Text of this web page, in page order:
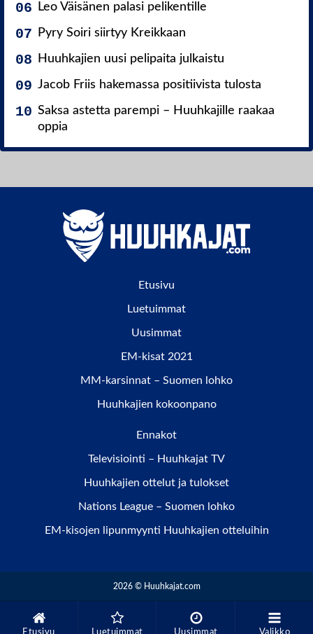
Leo Väisänen palasi pelikentille
Pyry Soiri siirtyy Kreikkaan
Huuhkajien uusi pelipaita julkaistu
Jacob Friis hakemassa positiivista tulosta
Saksa astetta parempi – Huuhkajille raakaa
oppia
Etusivu
Luetuimmat
Uusimmat
EM-kisat 2021
MM-karsinnat – Suomen lohko
Huuhkajien kokoonpano
Ennakot
Televisiointi – Huuhkajat TV
Huuhkajien ottelut ja tulokset
Nations League – Suomen lohko
EM-kisojen lipunmyynti Huuhkajien otteluihin
2026 © Huuhkajat.com